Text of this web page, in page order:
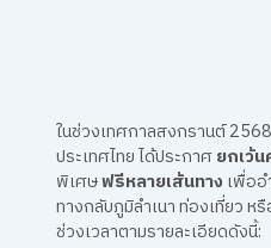
ในช่วงเทศกาลสงกรานต์
ประเทศไทย ได้ประกาศยกเว้
พิเศษฟรีหลายเส้นทาง เพื่ออ
ทางกลับภูมิลำเนา ท่องเที่ยว ห
ช่วงเวลาตามรายละเอียดดังนี้: